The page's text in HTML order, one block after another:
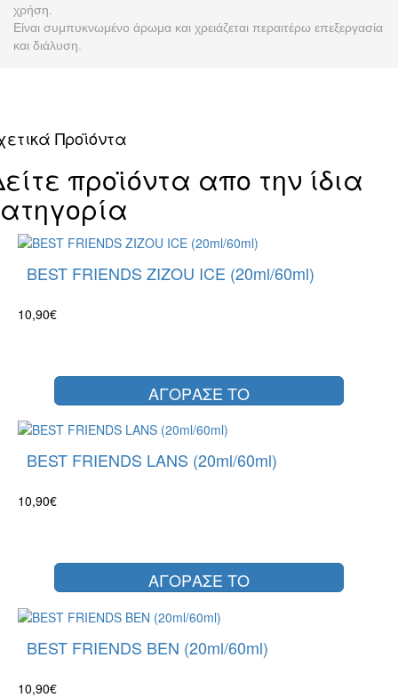
χρήση.
Είναι συμπυκνωμένο άρωμα και χρειάζεται περαιτέρω επεξεργασία
και διάλυση.
Προϊόντα
προϊόντα απο την ίδια
BEST FRIENDS ZIZOU ICE (20ml/60ml)
10,90€
ΑΓΟΡΑΣΕ ΤΟ
BEST FRIENDS LANS (20ml/60ml)
10,90€
ΑΓΟΡΑΣΕ ΤΟ
BEST FRIENDS BEN (20ml/60ml)
10,90€